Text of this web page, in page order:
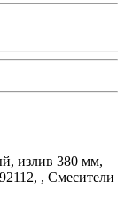
излив 380 мм,
, Смесители